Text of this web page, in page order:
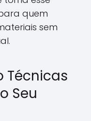
quem
sem
Técnicas
Seu